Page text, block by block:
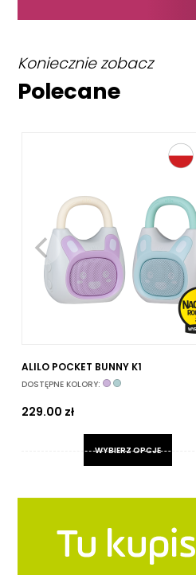
Koniecznie zobacz
Polecane
ALILO POCKET BUNNY K1
DOSTĘPNE KOLORY:
229.00 zł
WYBIERZ OPCJE
wariantów.
Opcje